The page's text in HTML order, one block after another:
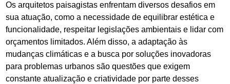
Os arquitetos paisagistas enfrentam diversos desafios em
sua atuação, como a necessidade de equilibrar estética e
funcionalidade, respeitar legislações ambientais e lidar com
orçamentos limitados. Além disso, a adaptação às
mudanças climáticas e a busca por soluções inovadoras
para problemas urbanos são questões que exigem
constante atualização e criatividade por parte desses